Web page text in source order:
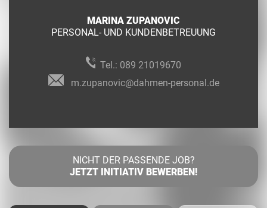
MARINA ZUPANOVIC
PERSONAL- UND KUNDENBETREUUNG
Tel.: 089 21019670
m.zupanovic@dahmen-personal.de
NICHT DER PASSENDE JOB?
JETZT INITIATIV BEWERBEN!